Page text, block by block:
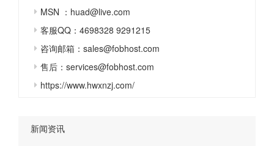
MSN ：huad@live.com
客服QQ：4698328 9291215
咨询邮箱：sales@fobhost.com
售后：services@fobhost.com
https://www.hwxnzj.com/
新闻资讯